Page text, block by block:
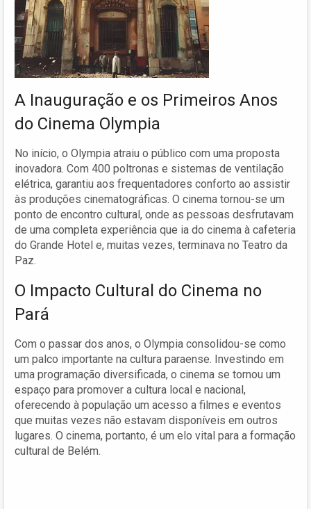
A Inauguração e os Primeiros Anos
do Cinema Olympia
No início, o Olympia atraiu o público com uma proposta
inovadora. Com 400 poltronas e sistemas de ventilação
elétrica, garantiu aos frequentadores conforto ao assistir
às produções cinematográficas. O cinema tornou-se um
ponto de encontro cultural, onde as pessoas desfrutavam
de uma completa experiência que ia do cinema à cafeteria
do Grande Hotel e, muitas vezes, terminava no Teatro da
Paz.
O Impacto Cultural do Cinema no
Pará
Com o passar dos anos, o Olympia consolidou-se como
um palco importante na cultura paraense. Investindo em
uma programação diversificada, o cinema se tornou um
espaço para promover a cultura local e nacional,
oferecendo à população um acesso a filmes e eventos
que muitas vezes não estavam disponíveis em outros
lugares. O cinema, portanto, é um elo vital para a formação
cultural de Belém.